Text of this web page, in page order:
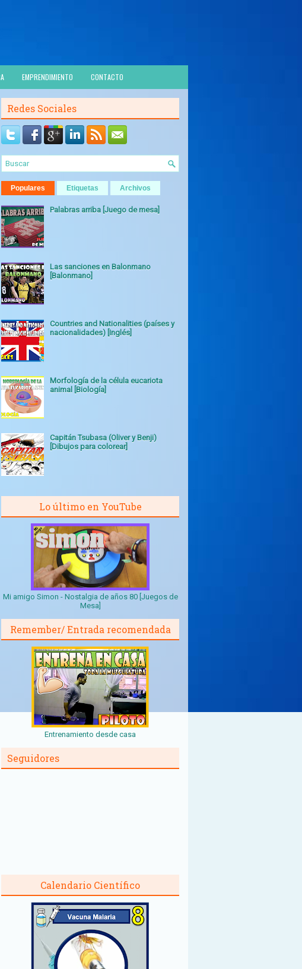
EMPRENDIMIENTO CONTACTO
Redes Sociales
Populares Etiquetas Archivos
Palabras arriba [Juego de mesa]
Las sanciones en Balonmano
[Balonmano]
Countries and Nationalities (países y
nacionalidades) [Inglés]
Morfología de la célula eucariota
animal [Biología]
Capitán Tsubasa (Oliver y Benji)
[Dibujos para colorear]
Lo último en YouTube
Mi amigo Simon - Nostalgia de años 80 [Juegos de
Mesa]
Remember/ Entrada recomendada
Entrenamiento desde casa
Seguidores
Calendario Científico